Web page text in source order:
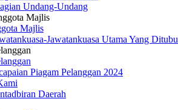
Undang-Undang
Majlis
Majlis
Jawatankuasa Utama Yang
Piagam Pelanggan 2024
Daerah